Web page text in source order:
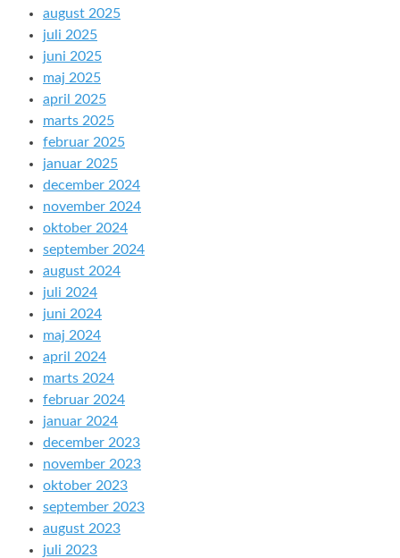
august 2025
juli 2025
juni 2025
maj 2025
april 2025
marts 2025
februar 2025
januar 2025
december 2024
november 2024
oktober 2024
september 2024
august 2024
juli 2024
juni 2024
maj 2024
april 2024
marts 2024
februar 2024
januar 2024
december 2023
november 2023
oktober 2023
september 2023
august 2023
juli 2023